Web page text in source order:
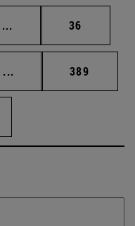
... Páginas intermedias
Página
36
... Páginas intermedias
Página
389